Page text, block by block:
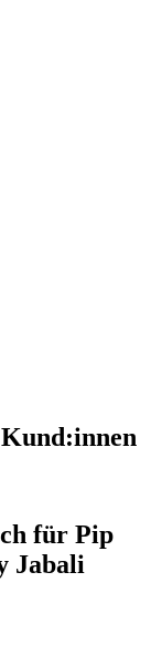
für Pip
Jabali